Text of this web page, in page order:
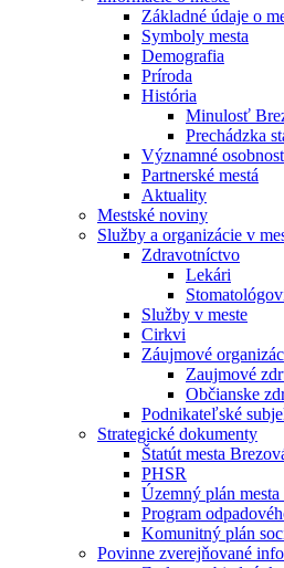
Základné údaje o
Symboly mesta
Demografia
Príroda
História
Minulosť
Prechádzka
Významné
Partnerské mestá
Aktuality
Mestské noviny
Služby a organizácie v
Zdravotníctvo
Lekári
Služby v meste
Cirkvi
Záujmové
Zaujmové
Občianske
Podnikateľské
Strategické dokumenty
Štatút mesta
PHSR
Územný plán
Program
Komunitný plán
Povinne zverejňované